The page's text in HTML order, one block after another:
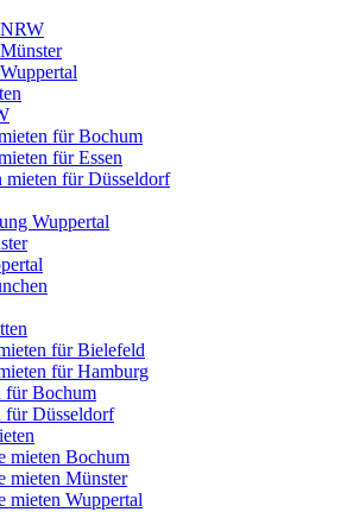
für Bochum
für Essen
mieten für Düsseldorf
Wuppertal
für Bielefeld
für Hamburg
für Bochum
Düsseldorf
mieten Bochum
mieten Münster
mieten Wuppertal